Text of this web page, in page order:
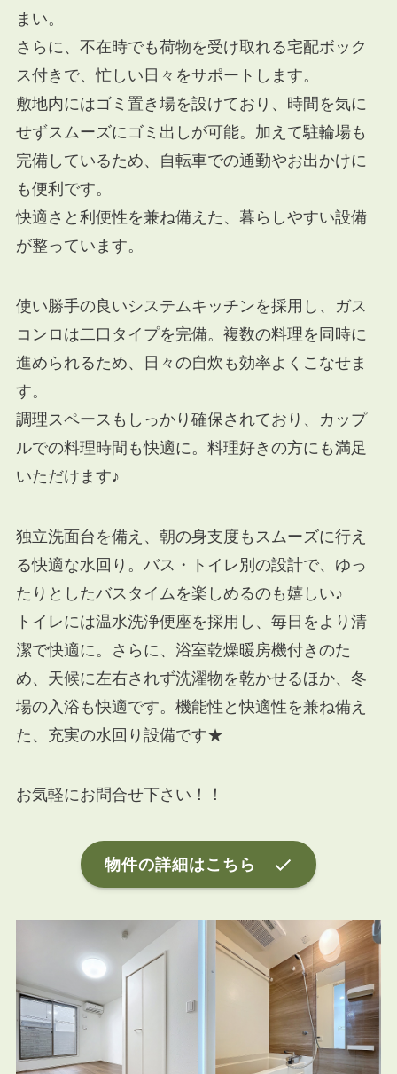
まい。
さらに、不在時でも荷物を受け取れる宅配ボック
ス付きで、忙しい日々をサポートします。
敷地内にはゴミ置き場を設けており、時間を気に
せずスムーズにゴミ出しが可能。加えて駐輪場も
完備しているため、自転車での通勤やお出かけに
も便利です。
快適さと利便性を兼ね備えた、暮らしやすい設備
が整っています。
使い勝手の良いシステムキッチンを採用し、ガス
コンロは二口タイプを完備。複数の料理を同時に
進められるため、日々の自炊も効率よくこなせま
す。
調理スペースもしっかり確保されており、カップ
ルでの料理時間も快適に。料理好きの方にも満足
いただけます♪
独立洗面台を備え、朝の身支度もスムーズに行え
る快適な水回り。バス・トイレ別の設計で、ゆっ
たりとしたバスタイムを楽しめるのも嬉しい♪
トイレには温水洗浄便座を採用し、毎日をより清
潔で快適に。さらに、浴室乾燥暖房機付きのた
め、天候に左右されず洗濯物を乾かせるほか、冬
場の入浴も快適です。機能性と快適性を兼ね備え
た、充実の水回り設備です★
お気軽にお問合せ下さい！！
物件の詳細はこちら